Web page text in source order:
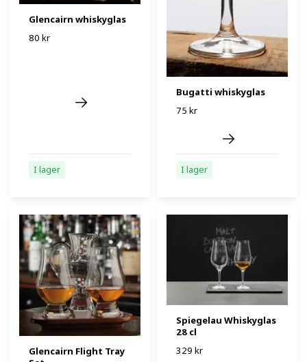
Glencairn whiskyglas
80 kr
I lager
Bugatti whiskyglas
75 kr
I lager
Glencairn Flight Tray
Spiegelau Whiskyglas
28 cl
329 kr